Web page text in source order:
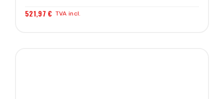
521,97 € TVA incl.